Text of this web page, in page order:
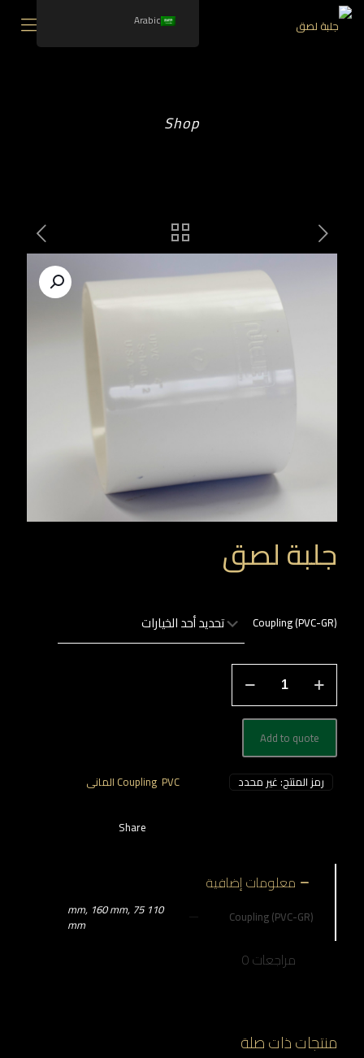
Shop
جلبة لصق
Coupling (PVC-GR)
كمية
جلبة
لصق
Add to quote
رمز المنتج:غير محدد Coupling PVC المانى
Share
معلومات إضافية
Coupling (PVC-GR)
110 mm, 160 mm, 75
mm
مراجعات0
منتجات ذات صلة
Arabic